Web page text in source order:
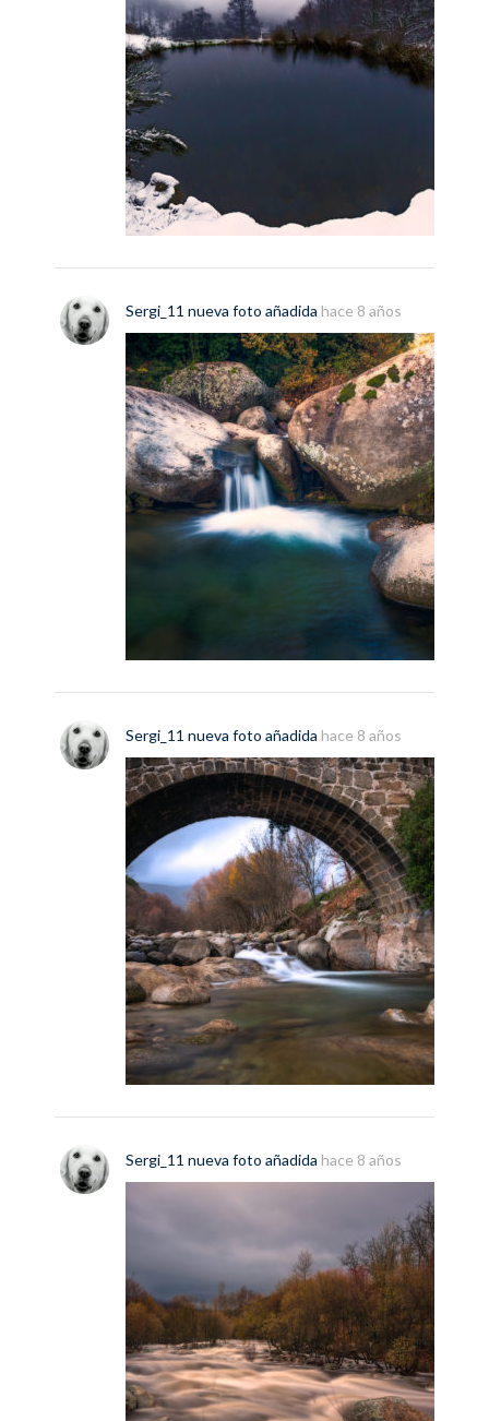
Sergi_11 nueva foto añadida hace 8 años
Sergi_11 nueva foto añadida hace 8 años
Sergi_11 nueva foto añadida hace 8 años